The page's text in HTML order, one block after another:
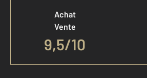
Achat
Vente
9,5/10